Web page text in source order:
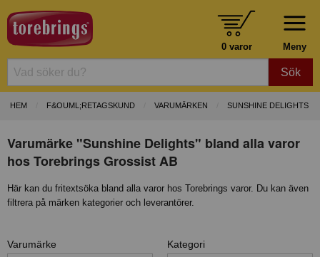
Meny
0 varor
Sök
HEM F&OUML;RETAGSKUND VARUMÄRKEN SUNSHINE DELIGHTS
Varumärke "Sunshine Delights" bland alla varor
hos Torebrings Grossist AB
Här kan du fritextsöka bland alla varor hos Torebrings varor. Du kan även
filtrera på märken kategorier och leverantörer.
Varumärke Kategori